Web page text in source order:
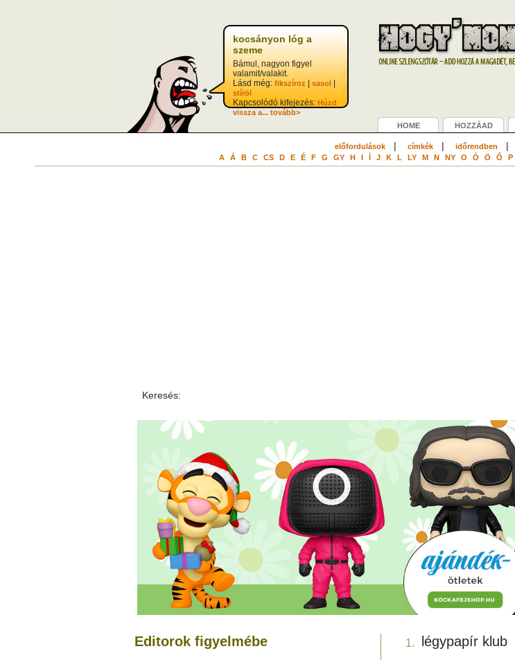
kocsányon lóg a
szeme
Bámul, nagyon figyel
valamit/valakit.
Lásd még: fikszíroz sasol
stíröl
Kapcsolódó kifejezés: Húzd
vissza a... tovább>
HOME HOZZÁAD
előfordulások| címkék| időrendben |
A
Á B C CS D E É F G GY H I Í J K L LY M N NY O Ó Ö Ő P
Keresés:
Editorok figyelmébe 1. légypapír klub